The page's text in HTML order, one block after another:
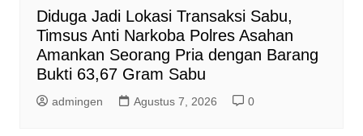
Diduga Jadi Lokasi Transaksi Sabu,
Timsus Anti Narkoba Polres Asahan
Amankan Seorang Pria dengan Barang
Bukti 63,67 Gram Sabu
admingen Agustus 7, 2026 0